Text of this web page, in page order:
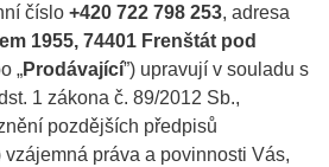
číslo +420 722 798 253, adresa
1955, 74401 Frenštát pod
„Prodávající”) upravují v souladu s
1 zákona č. 89/2012 Sb.,
pozdějších předpisů
vzájemná práva a povinnosti Vás,